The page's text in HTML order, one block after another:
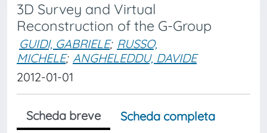
3D Survey and Virtual
Reconstruction of the G-Group
GUIDI, GABRIELE; RUSSO,
MICHELE; ANGHELEDDU, DAVIDE
2012-01-01
Scheda breve
Scheda completa